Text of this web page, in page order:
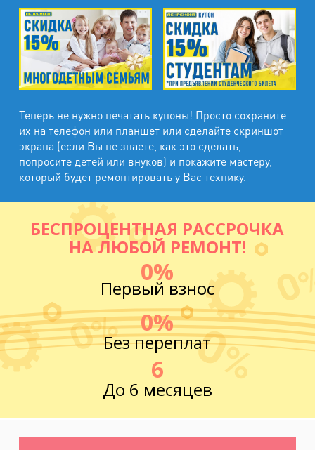
Теперь не нужно печатать купоны! Просто сохраните
их на телефон или планшет или сделайте скриншот
экрана (если Вы не знаете, как это сделать,
попросите детей или внуков) и покажите мастеру,
который будет ремонтировать у Вас технику.
БЕСПРОЦЕНТНАЯ РАССРОЧКА
НА ЛЮБОЙ РЕМОНТ!
0%
Первый взнос
0%
Без переплат
6
До 6 месяцев